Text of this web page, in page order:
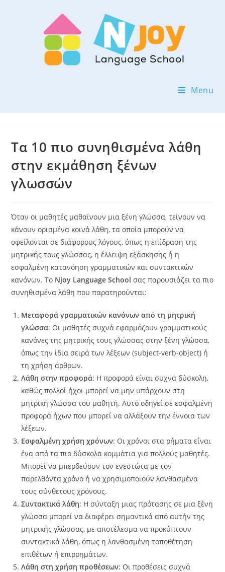
Menu
Τα 10 πιο συνηθισμένα λάθη
στην εκμάθηση ξένων
γλωσσών
Όταν οι μαθητές μαθαίνουν μια ξένη γλώσσα, τείνουν να
κάνουν ορισμένα κοινά λάθη, τα οποία μπορούν να
οφείλονται σε διάφορους λόγους, όπως η επίδραση της
μητρικής τους γλώσσας, η έλλειψη εξάσκησης ή η
εσφαλμένη κατανόηση γραμματικών και συντακτικών
κανόνων. Το Njoy Language School σας παρουσιάζει τα πιο
συνηθισμένα λάθη που παρατηρούνται:
Μεταφορά γραμματικών κανόνων από τη μητρική
γλώσσα: Οι μαθητές συχνά εφαρμόζουν γραμματικούς
κανόνες της μητρικής τους γλώσσας στην ξένη γλώσσα,
όπως την ίδια σειρά των λέξεων (subject-verb-object) ή
τη χρήση άρθρων.
Λάθη στην προφορά: Η προφορά είναι συχνά δύσκολη,
καθώς πολλοί ήχοι μπορεί να μην υπάρχουν στη
μητρική γλώσσα του μαθητή. Αυτό οδηγεί σε εσφαλμένη
προφορά ήχων που μπορεί να αλλάξουν την έννοια των
λέξεων.
Εσφαλμένη χρήση χρόνων: Οι χρόνοι στα ρήματα είναι
ένα από τα πιο δύσκολα κομμάτια για πολλούς μαθητές.
Μπορεί να μπερδεύουν τον ενεστώτα με τον
παρελθόντα χρόνο ή να χρησιμοποιούν λανθασμένα
τους σύνθετους χρόνους.
Συντακτικά λάθη: Η σύνταξη μιας πρότασης σε μια ξένη
γλώσσα μπορεί να διαφέρει σημαντικά από αυτήν της
μητρικής γλώσσας, με αποτέλεσμα να προκύπτουν
συντακτικά λάθη, όπως η λανθασμένη τοποθέτηση
επιθέτων ή επιρρημάτων.
Λάθη στη χρήση προθέσεων: Οι προθέσεις συχνά